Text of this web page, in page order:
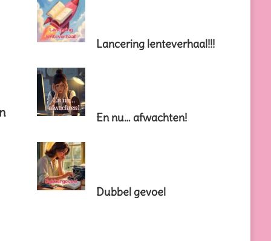
Lancering lenteverhaal!!!
En nu… afwachten!
Dubbel gevoel